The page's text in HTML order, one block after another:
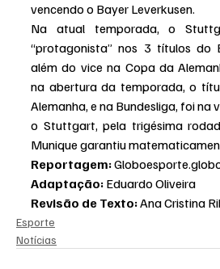
vencendo o Bayer Leverkusen.
Na atual temporada, o
“protagonista” nos 3 títulos do
além do vice na Copa da
na abertura da temporada, o
Alemanha, e na Bundesliga, foi na
o Stuttgart, pela trigésima
Munique garantiu
Reportagem:
Adaptação: Eduardo Oliveira
Revisão de Texto: Ana Cristina
Esporte
Notícias